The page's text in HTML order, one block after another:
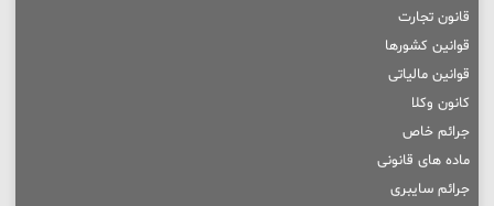
قانون تجارت
قوانین کشورها
قوانین مالیاتی
کانون وکلا
جرائم خاص
ماده های قانونی
جرائم سایبری